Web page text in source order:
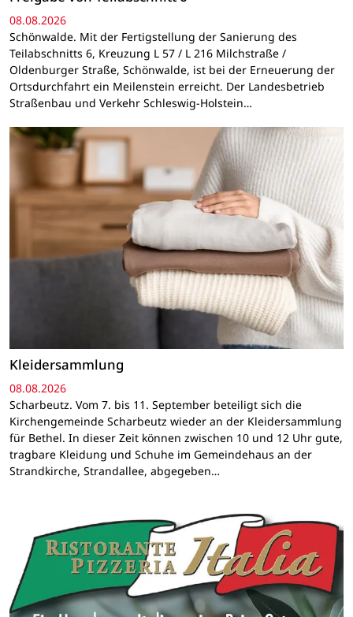
08.08.2026
Schönwalde. Mit der Fertigstellung der Sanierung des
Teilabschnitts 6, Kreuzung L 57 / L 216 Milchstraße /
Oldenburger Straße, Schönwalde, ist bei der Erneuerung der
Ortsdurchfahrt ein Meilenstein erreicht. Der Landesbetrieb
Straßenbau und Verkehr Schleswig-Holstein…
Kleidersammlung
08.08.2026
Scharbeutz. Vom 7. bis 11. September beteiligt sich die
Kirchengemeinde Scharbeutz wieder an der Kleidersammlung
für Bethel. In dieser Zeit können zwischen 10 und 12 Uhr gute,
tragbare Kleidung und Schuhe im Gemeindehaus an der
Strandkirche, Strandallee, abgegeben…